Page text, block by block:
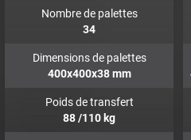
Nombre de palettes
34
Dimensions de palettes
400x400x38 mm
Poids de transfert
88/110 kg